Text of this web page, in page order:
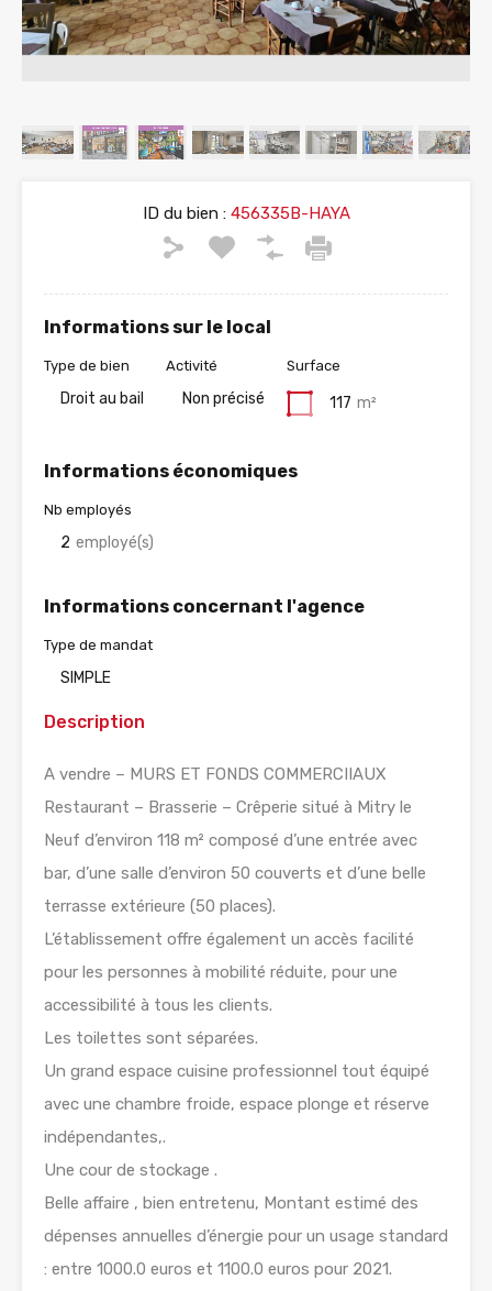
ID du bien :456335B-HAYA
Informations sur le local
Type de bien
Droit au bail
Activité
Non précisé
Surface
117 m²
Informations économiques
Nb employés
2 employé(s)
Informations concernant l'agence
Type de mandat
SIMPLE
Description
A vendre – MURS ET FONDS COMMERCIIAUX
Restaurant – Brasserie – Crêperie situé à Mitry le
Neuf d’environ 118 m² composé d’une entrée avec
bar, d’une salle d’environ 50 couverts et d’une belle
terrasse extérieure (50 places).
L’établissement offre également un accès facilité
pour les personnes à mobilité réduite, pour une
accessibilité à tous les clients.
Les toilettes sont séparées.
Un grand espace cuisine professionnel tout équipé
avec une chambre froide, espace plonge et réserve
indépendantes,.
Une cour de stockage .
Belle affaire , bien entretenu, Montant estimé des
dépenses annuelles d’énergie pour un usage standard
: entre 1000.0 euros et 1100.0 euros pour 2021.